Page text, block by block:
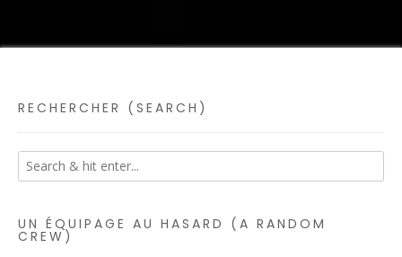
RECHERCHER (SEARCH)
UN ÉQUIPAGE AU HASARD (A RANDOM
CREW)